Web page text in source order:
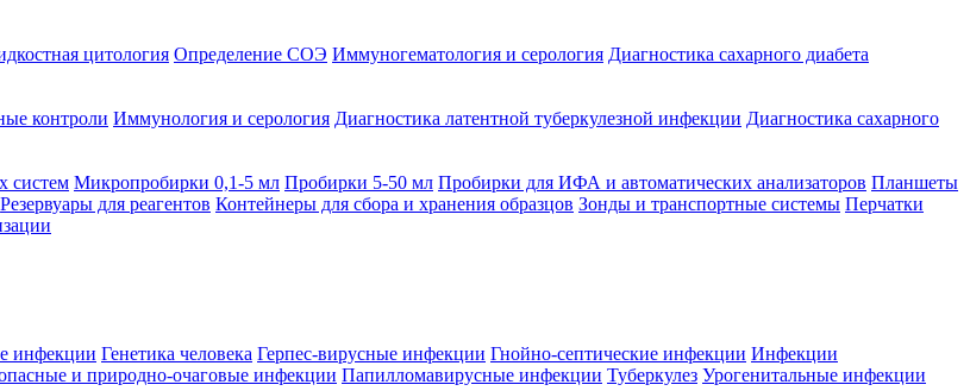
цитология Определение СОЭ Иммуногематология и серология Диагностика сахарного диабета
контроли Иммунология и серология Диагностика латентной туберкулезной инфекции Диагностика сахарного
систем Микропробирки 0,1-5 мл Пробирки 5-50 мл Пробирки для ИФА и автоматических анализаторов Планшеты
Резервуары для реагентов Контейнеры для сбора и хранения образцов Зонды и транспортные системы Перчатки
инфекции Генетика человека Герпес-вирусные инфекции Гнойно-септические инфекции Инфекции
и природно-очаговые инфекции Папилломавирусные инфекции Туберкулез Урогенитальные инфекции